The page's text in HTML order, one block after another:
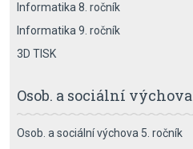
Informatika 8. ročník
Informatika 9. ročník
3D TISK
Osob. a sociální výchova
Osob. a sociální výchova 5. ročník